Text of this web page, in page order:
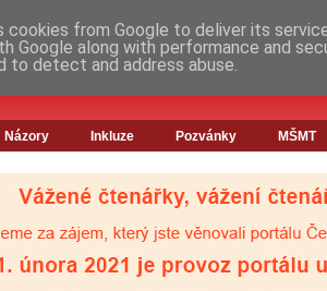
Názory Inkluze Pozvánky MŠMT
cookies from Google to deliver its
Google along with performance and
to detect and address abuse.